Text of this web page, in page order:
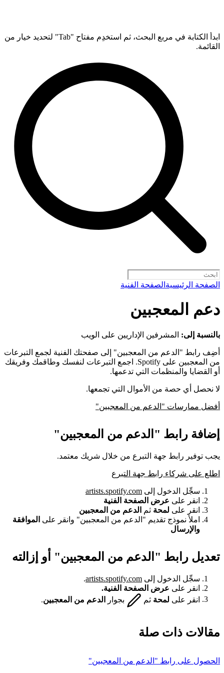
ابدأ الكتابة في مربع البحث، ثم استخدِم مفتاح "Tab" لتحديد خيار من
القائمة.
الصفحة الرئيسية الصفحة الفنية
دعم المعجبين
بالنسبة إلى: المشرفين الإداريين على الويب
أضِف رابط "الدعم من المعجبين" إلى صفحتك الفنية لجمع التبرعات
من المعجبين على Spotify. اجمع التبرعات لنفسك وطاقمك وفريقك
أو القضايا والمنظمات التي تدعمها.
لا نحصل أي حصة من الأموال التي تجمعها.
أفضل ممارسات "الدعم من المعجبين"
إضافة رابط "الدعم من المعجبين"
يجب توفير رابط جهة التبرع من خلال شريك معتمد.
اطلع على شركاء رابط جهة التبرع
سجِّل الدخول إلى artists.spotify.com
انقر على عرض الصفحة الفنية
انقر على لمحة ثم
الدعم من المعجبين
املأ نموذج تقديم "الدعم من المعجبين" وانقر على الموافقة
والإرسال
تعديل رابط "الدعم من المعجبين" أو إزالته
سجِّل الدخول إلى artists.spotify.com
.
انقر على عرض الصفحة الفنية.
انقر على لمحة ثم بجوار الدعم من المعجبين
مقالات ذات صلة
الحصول على رابط "الدعم من المعجبين"